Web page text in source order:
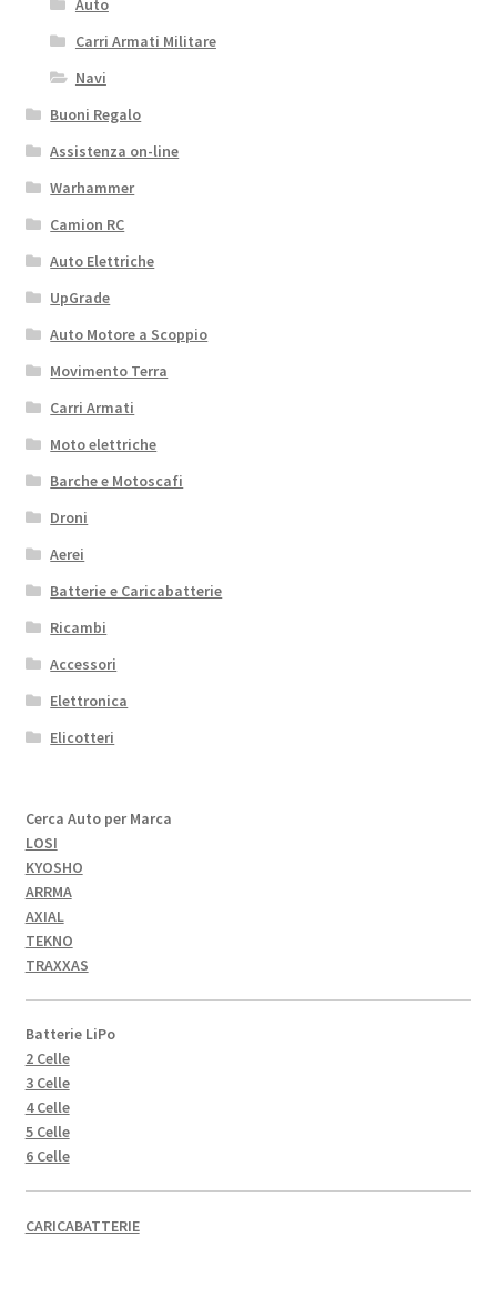
Auto
Carri Armati Militare
Navi
Buoni Regalo
Assistenza on-line
Warhammer
Camion RC
Auto Elettriche
UpGrade
Auto Motore a Scoppio
Movimento Terra
Carri Armati
Moto elettriche
Barche e Motoscafi
Droni
Aerei
Batterie e Caricabatterie
Ricambi
Accessori
Elettronica
Elicotteri
Cerca Auto per Marca
LOSI
KYOSHO
ARRMA
AXIAL
TEKNO
TRAXXAS
Batterie LiPo
2 Celle
3 Celle
4 Celle
5 Celle
6 Celle
CARICABATTERIE